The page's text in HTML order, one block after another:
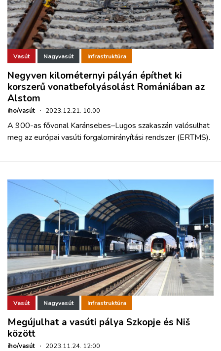
Vasút Nagyvasút Infrastruktúra
Negyven kilométernyi pályán építhet ki
korszerű vonatbefolyásolást Romániában az
Alstom
iho/vasút · 2023.12.21. 10:00
A 900-as fővonal Karánsebes–Lugos szakaszán valósulhat
meg az európai vasúti forgalomirányítási rendszer (ERTMS).
Vasút Nagyvasút Infrastruktúra
Megújulhat a vasúti pálya Szkopje és Niš
között
iho/vasút · 2023.11.24. 12:00